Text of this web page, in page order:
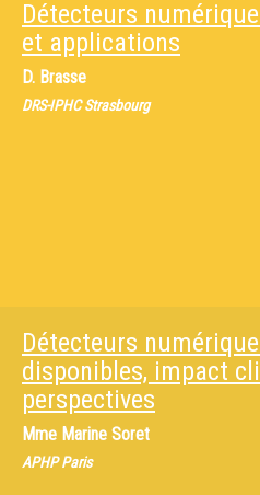
Détecteurs
et applications
D. Brasse
DRS-IPHC Strasbourg
Détecteurs
disponibles, impact
perspectives
Mme Marine Soret
APHP Paris